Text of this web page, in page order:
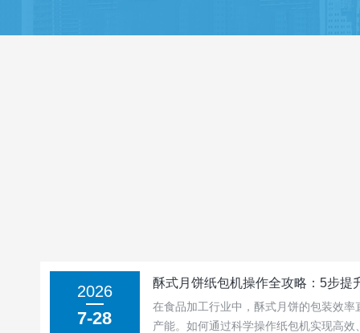
2026
7-28
酥式月饼纸包机操作全攻略：5步提
在食品加工行业中，酥式月饼的包装效
产能。如何通过科学操作纸包机实现高